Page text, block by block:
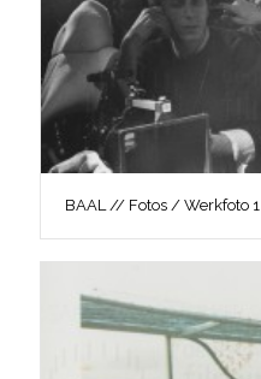
BAAL // Fotos / Werkfoto 1